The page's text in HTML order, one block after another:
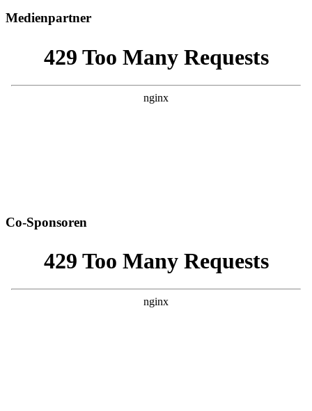
Medienpartner
Co-Sponsoren